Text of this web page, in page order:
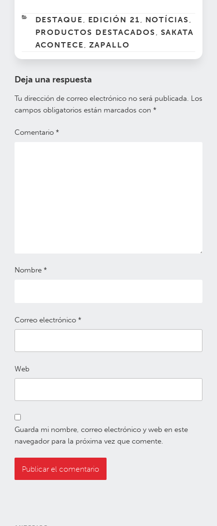
CATEGORÍAS
DESTAQUE , EDICIÓN 21 , NOTÍCIAS ,
PRODUCTOS DESTACADOS , SAKATA
ACONTECE , ZAPALLO
Deja una respuesta
Tu dirección de correo electrónico no será publicada. Los
campos obligatorios están marcados con *
Comentario *
Nombre *
Correo electrónico *
Web
Guarda mi nombre, correo electrónico y web en este
navegador para la próxima vez que comente.
Navegación